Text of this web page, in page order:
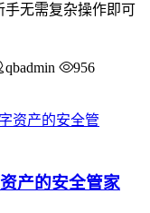
手无需复杂操作即可
qbadmin
956
产的安全管家